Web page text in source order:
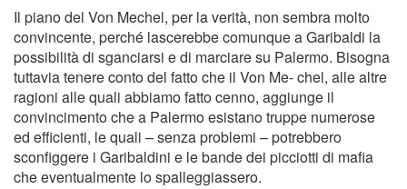
Il piano del Von Mechel, per la verità, non sembra molto
convincente, perché lascerebbe comunque a Garibaldi la
possibilità di sganciarsi e di marciare su Palermo. Bisogna
tuttavia tenere conto del fatto che il Von Me- chel, alle altre
ragioni alle quali abbiamo fatto cenno, aggiunge il
convincimento che a Palermo esistano truppe numerose
ed efﬁcienti, le quali – senza problemi – potrebbero
sconﬁggere i Garibaldini e le bande dei picciotti di maﬁa
che eventualmente lo spalleggiassero.